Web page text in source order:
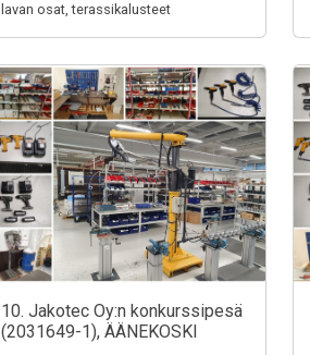
lavan osat, terassikalusteet
10. Jakotec Oy:n konkurssipesä
(2031649-1), ÄÄNEKOSKI